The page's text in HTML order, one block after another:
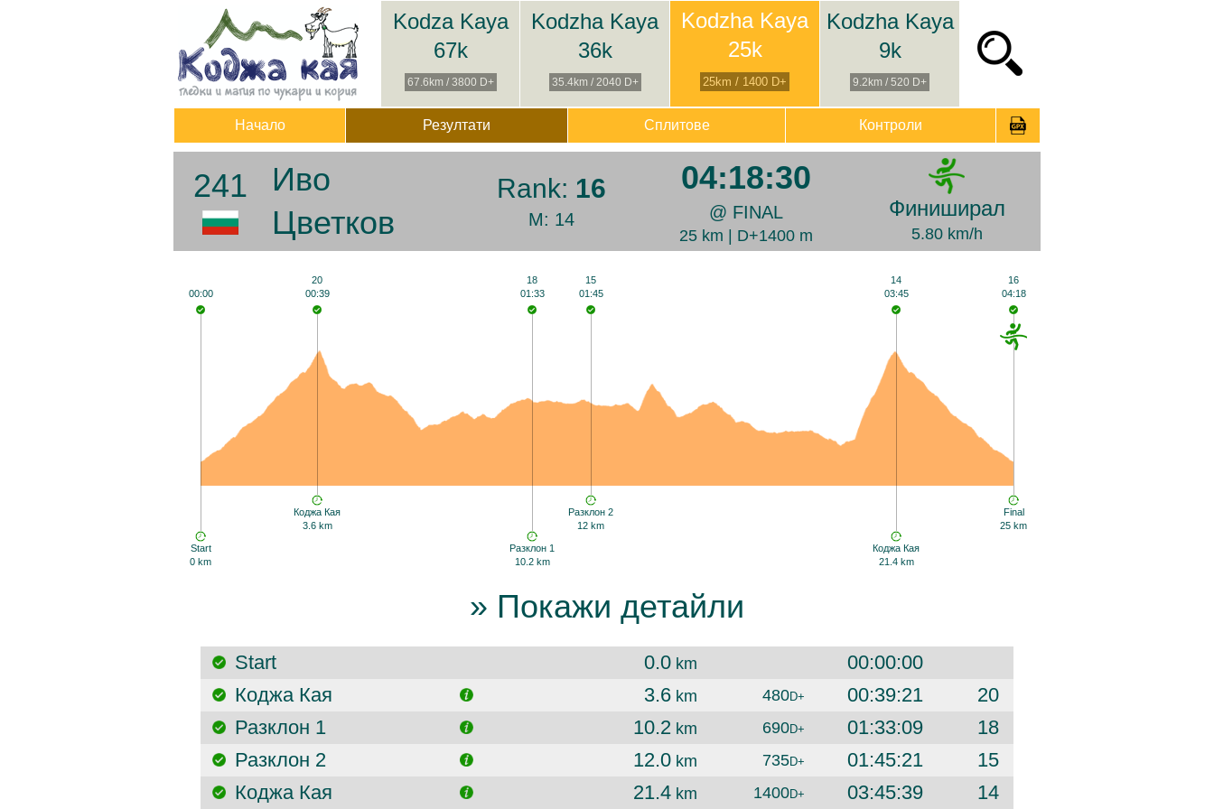
Kodza Kaya
67k
67.6km / 3800 D+
Kodzha Kaya
36k
35.4km / 2040 D+
Kodzha Kaya
25k
25km / 1400 D+
Kodzha Kaya
9k
9.2km / 520 D+
Начало Резултати Сплитове Контроли
241
Иво
Цветков
Rank: 16
M: 14
04:18:30
@ FINAL
25 km | D+1400 m
Финиширал
5.80 km/h
Start
0 km
00:00
Коджа Кая
3.6 km
20
00:39
Разклон 1
10.2 km
18
01:33
Разклон 2
12 km
15
01:45
Коджа Кая
21.4 km
14
03:45
Final
25 km
16
04:18
» Покажи детайли
Start 0.0 km
00:00:00
Коджа Кая
3.6 km 480D+ 00:39:21
20
Разклон 1
10.2 km 690D+ 01:33:09
18
Разклон 2
12.0 km 735D+ 01:45:21
15
Коджа Кая
21.4 km 1400D+ 03:45:39 14